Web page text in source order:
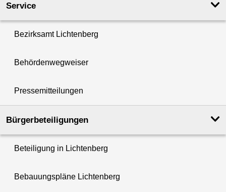
Service
Bezirksamt Lichtenberg
Behördenwegweiser
Pressemitteilungen
Bürgerbeteiligungen
Beteiligung in Lichtenberg
Bebauungspläne Lichtenberg